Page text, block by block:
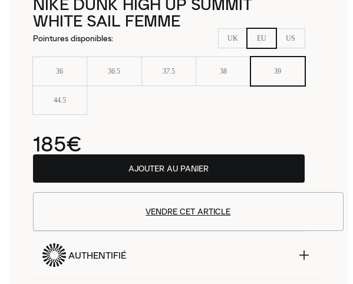
NIKE DUNK HIGH UP SUMMIT
WHITE SAIL FEMME
Pointures disponibles: UK EU US
36 36.5 37.5 38 39
44.5
185€
AJOUTER AU PANIER
VENDRE CET ARTICLE
AUTHENTIFIÉ